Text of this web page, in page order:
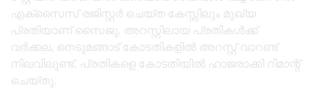
എക്സൈസ് രജിസ്റ്റർ ചെയ്ത കേസ്സിലും മുഖ്യ
പ്രതിയാണ് സൈജു. അറസ്റ്റിലായ പ്രതികൾക്ക്
വർക്കല, നെടുമങ്ങാട് കോടതികളിൽ അറസ്റ്റ് വാറണ്ട്
നിലവിലുണ്ട്. പ്രതികളെ കോടതിയിൽ ഹാജരാക്കി റിമാന്റ്
ചെയ്തു.